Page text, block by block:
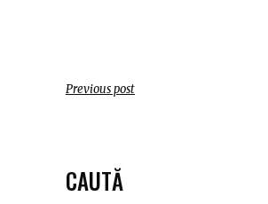
Previous post
CAUTĂ